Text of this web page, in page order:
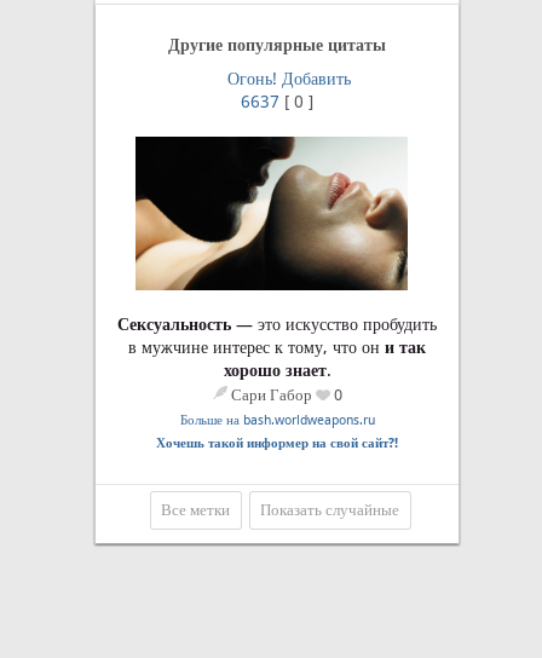
Другие популярные цитаты
Огонь! Добавить
6637 [ 0 ]
Сексуальность — это искусство пробудить
в мужчине интерес к тому, что он и так
хорошо знает.
Сари Габор 0
Больше на bash.worldweapons.ru
Хочешь такой информер на свой сайт?!
Все метки Показать случайные